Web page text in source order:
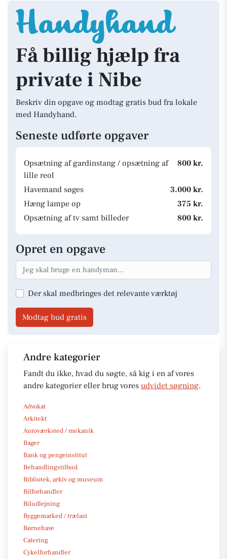
Få billig hjælp fra
private i Nibe
Beskriv din opgave og modtag gratis bud fra lokale
med Handyhand.
Seneste udførte opgaver
Opsætning af gardinstang / opsætning af
lille reol
800 kr.
Havemand søges
3.000 kr.
Hæng lampe op
375 kr.
Opsætning af tv samt billeder
800 kr.
Opret en opgave
Der skal medbringes det relevante værktøj
Modtag bud gratis
Andre kategorier
Fandt du ikke, hvad du søgte, så kig i en af vores
andre kategorier eller brug vores udvidet søgning.
Advokat
Arkitekt
Autoværksted / mekanik
Bager
Bank og pengeinstitut
Behandlingstilbud
Bibliotek, arkiv og museum
Bilforhandler
Biludlejning
Byggemarked / trælast
Børnehave
Catering
Cykelforhandler